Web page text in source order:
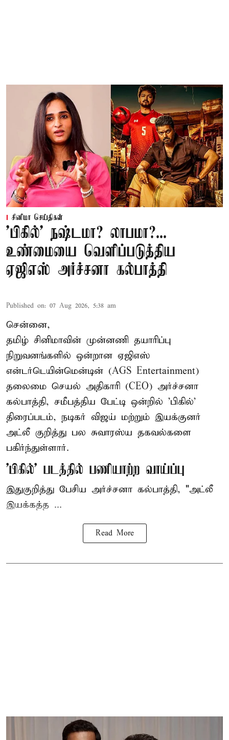
சினிமா செய்திகள்
'பிகில்' நஷ்டமா? லாபமா?...
உண்மையை வெளிப்படுத்திய
ஏஜிஎஸ் அர்ச்சனா கல்பாத்தி
Published on: 07 Aug 2026, 5:38 am
சென்னை,
தமிழ் சினிமாவின் முன்னணி தயாரிப்பு
நிறுவனங்களில் ஒன்றான ஏஜிஎஸ்
என்டர்டெயின்மென்டின் (AGS Entertainment)
தலைமை செயல் அதிகாரி (CEO) அர்ச்சனா
கல்பாத்தி, சமீபத்திய பேட்டி ஒன்றில் 'பிகில்'
திரைப்படம், நடிகர் விஜய் மற்றும் இயக்குனர்
அட்லீ குறித்து பல சுவாரஸ்ய தகவல்களை
பகிர்ந்துள்ளார்.
'பிகில்' படத்தில் பணியாற்ற வாய்ப்பு
இதுகுறித்து பேசிய அர்ச்சனா கல்பாத்தி, "அட்லீ
இயக்கத்த ...
Read More